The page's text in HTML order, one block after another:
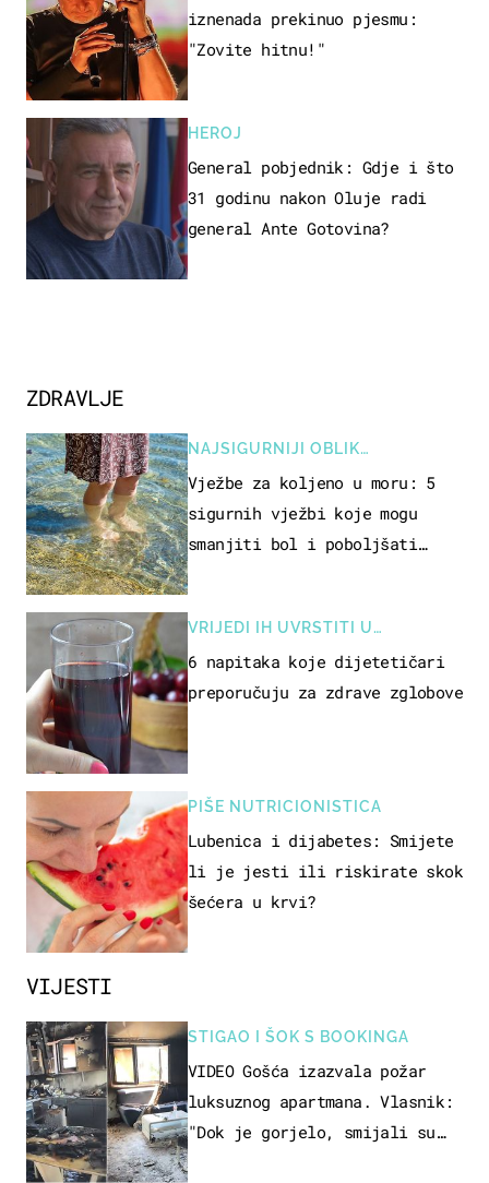
VIJESTI
STIGAO I ŠOK S BOOKINGA
VIDEO Gošća izazvala požar
luksuznog apartmana. Vlasnik:
"Dok je gorjelo, smijali su
iznenada prekinuo pjesmu:
"Zovite hitnu!"
HEROJ
General pobjednik: Gdje i što
31 godinu nakon Oluje radi
general Ante Gotovina?
ZDRAVLJE
NAJSIGURNIJI OBLIK
REKREACIJE
Vježbe za koljeno u moru: 5
sigurnih vježbi koje mogu
smanjiti bol i poboljšati
VRIJEDI IH UVRSTITI U
PREHRANU
6 napitaka koje dijetetičari
preporučuju za zdrave zglobove
PIŠE NUTRICIONISTICA
Lubenica i dijabetes: Smijete
li je jesti ili riskirate skok
šećera u krvi?